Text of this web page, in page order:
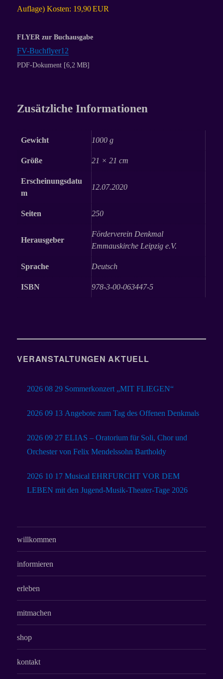
Auflage)Kosten: 19,90 EUR
FLYER zur Buchausgabe
FV-Buchflyer12
PDF-Dokument [6,2 MB]
Zusätzliche Informationen
Gewicht 1000 g
Größe 21 × 21 cm
Erscheinungsdatu
m
12.07.2020
Seiten 250
Herausgeber
Förderverein Denkmal
Emmauskirche Leipzig e.V.
Sprache Deutsch
ISBN 978-3-00-063447-5
VERANSTALTUNGEN AKTUELL
2026 08 29 Sommerkonzert „MIT FLIEGEN“
2026 09 13 Angebote zum Tag des Offenen Denkmals
2026 09 27 ELIAS – Oratorium für Soli, Chor und
Orchester von Felix Mendelssohn Bartholdy
2026 10 17 Musical EHRFURCHT VOR DEM
LEBEN mit den Jugend-Musik-Theater-Tage 2026
willkommen
informieren
erleben
mitmachen
shop
kontakt